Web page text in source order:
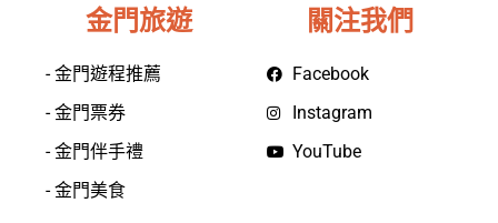
金門旅遊
- 金門遊程推薦
- 金門票券
- 金門伴手禮
- 金門美食
關注我們
Facebook
Instagram
YouTube